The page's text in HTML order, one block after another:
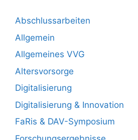
Abschlussarbeiten
Allgemein
Allgemeines VVG
Altersvorsorge
Digitalisierung
Digitalisierung & Innovation
FaRis & DAV-Symposium